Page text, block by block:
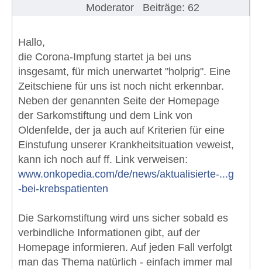
Moderator Beiträge: 62
Hallo,
die Corona-Impfung startet ja bei uns
insgesamt, für mich unerwartet "holprig". Eine
Zeitschiene für uns ist noch nicht erkennbar.
Neben der genannten Seite der Homepage
der Sarkomstiftung und dem Link von
Oldenfelde, der ja auch auf Kriterien für eine
Einstufung unserer Krankheitsituation veweist,
kann ich noch auf ff. Link verweisen:
www.onkopedia.com/de/news/aktualisierte-...g
-bei-krebspatienten
Die Sarkomstiftung wird uns sicher sobald es
verbindliche Informationen gibt, auf der
Homepage informieren. Auf jeden Fall verfolgt
man das Thema natürlich - einfach immer mal